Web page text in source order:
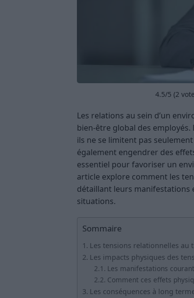
4.5/5 (2
Les relations au sein d’un
bien-être global des
ils ne se limitent pas
également engendrer des
essentiel pour favoriser un
article explore comment les
détaillant leurs manifestations
situations.
Sommaire
Les tensions relationnelles au
Les impacts physiques des
Les manifestations
Comment ces effets
Les conséquences à long